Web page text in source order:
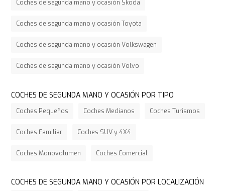
Coches de segunda mano y ocasión Skoda
Coches de segunda mano y ocasión Toyota
Coches de segunda mano y ocasión Volkswagen
Coches de segunda mano y ocasión Volvo
COCHES DE SEGUNDA MANO Y OCASIÓN POR TIPO
Coches Pequeños Coches Medianos Coches Turismos
Coches Familiar Coches SUV y 4X4
Coches Monovolumen Coches Comercial
COCHES DE SEGUNDA MANO Y OCASIÓN POR LOCALIZACIÓN